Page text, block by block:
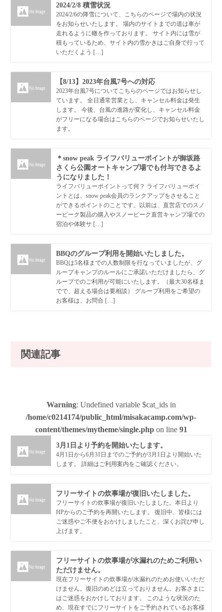
2024/2/8 積雪状況
2024/2/6の降雪について、こちらのページで場内の状況
をお知らせいたします。 場内のサイトまでの道は車が
走れるように轍を作っております。 サイト内には雪が
積もっているため、サイト内の雪かきはご自身で行って
いただくよう […]
【8/13】2023年台風7号への対応
2023年台風7号についてこちらのページではお知らせし
ています。 全日通常営業とし、キャンセル料金は発生
します。 今後、台風の進路が変化し、キャンセル料金
がフリーになる場合はこちらのページでお知らせいたし
ます。
＊snow peak ライフバリューポイントが御坂路
さくら公園オートキャンプ場でも付与できるよ
うになりました！
ライフバリューポイントって何？ ライフバリューポイ
ントとは、snow peak会員のランクアップをさせること
ができるポイントのことです。以前は、直営店でのスノ
ーピーク製品の購入やスノーピーク直営キャンプ場での
宿泊や体験サ […]
BBQのグループ利用を開始いたしました。
BBQは5名様までの人数制限を行なっていましたが、グ
ループキャンプのルールにご承諾いただけましたら、グ
ループでのご利用が可能にいたします。（最大30名様ま
でで、超える場合は要相談） グループ利用をご希望の
お客様は、お問合 […]
関連記事
Warning: Undefined variable $cat_ids in
/home/c0214174/public_html/misakacamp.com/wp-
content/themes/mytheme/single.phpon line 91
3月1日より予約を開始いたします。
4月1日から6月31日までのご予約が3月1日より開始いた
します。 詳細はご利用案内をご確認ください。
フリーサイトの炊事場が復旧いたしました。
フリーサイトの炊事場が復旧いたしました。本日より
HPからのご予約を再開いたします。 復旧中、皆様には
ご迷惑やご不便をおかけしましたこと、深くお詫び申し
上げます。
フリーサイトの炊事場が水漏れのためご利用い
ただけません。
現在フリーサイトの炊事場が水漏れのためお使いいただ
けません。復旧のめどは立っておりません。お客さまに
はご迷惑をおかけしております。 このような状況のた
め、現在すでにフリーサイトをご予約されているお客様